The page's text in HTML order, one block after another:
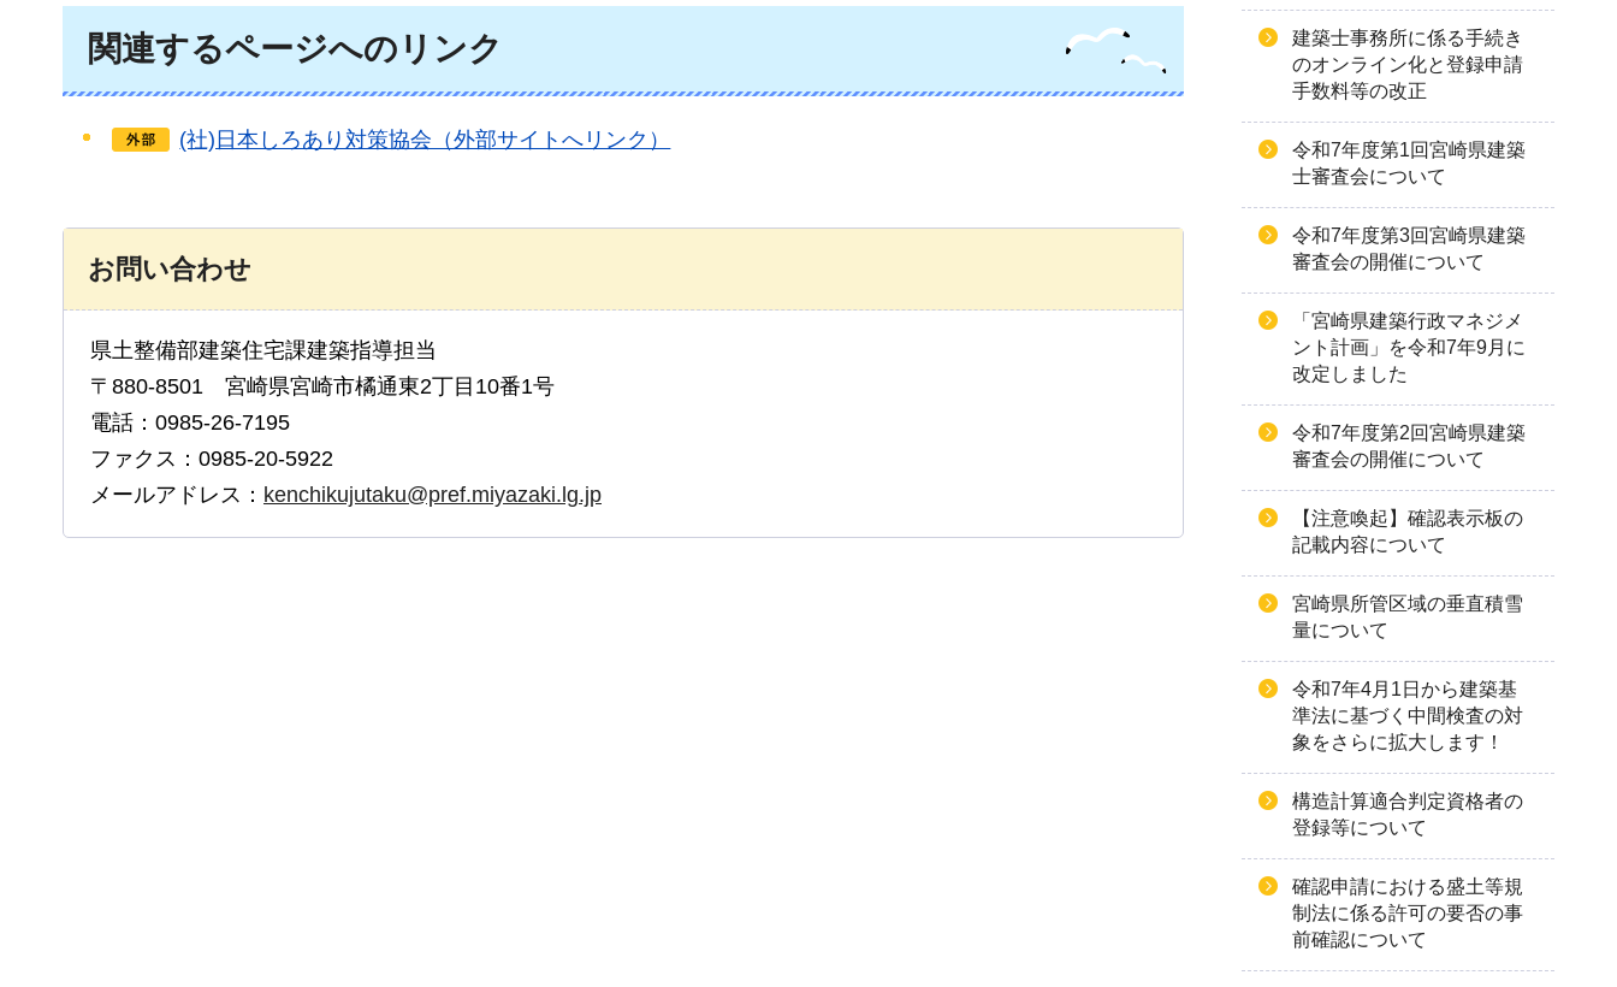
関連するページへのリンク
(社)日本しろあり対策協会（外部サイトへリンク）
お問い合わせ
県土整備部建築住宅課建築指導担当
〒880-8501 宮崎県宮崎市橘通東2丁目10番1号
電話：0985-26-7195
ファクス：0985-20-5922
メールアドレス： kenchikujutaku@pref.miyazaki.lg.jp
建築士事務所に係る手続き
のオンライン化と登録申請
手数料等の改正
令和7年度第1回宮崎県建築
士審査会について
令和7年度第3回宮崎県建築
審査会の開催について
「宮崎県建築行政マネジメ
ント計画」を令和7年9月に
改定しました
令和7年度第2回宮崎県建築
審査会の開催について
【注意喚起】確認表示板の
記載内容について
宮崎県所管区域の垂直積雪
量について
令和7年4月1日から建築基
準法に基づく中間検査の対
象をさらに拡大します！
構造計算適合判定資格者の
登録等について
確認申請における盛土等規
制法に係る許可の要否の事
前確認について